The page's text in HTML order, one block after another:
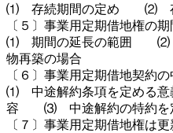
⑴ 存続期間の定め ⑵ 存
〔５〕事業用定期借地権の
⑴ 期間の延長の範囲
物再築の場合
〔６〕事業用定期借地契約
⑴ 中途解約条項を定め
容 ⑶ 中途解約の特約を定
〔７〕事業用定期借地権は